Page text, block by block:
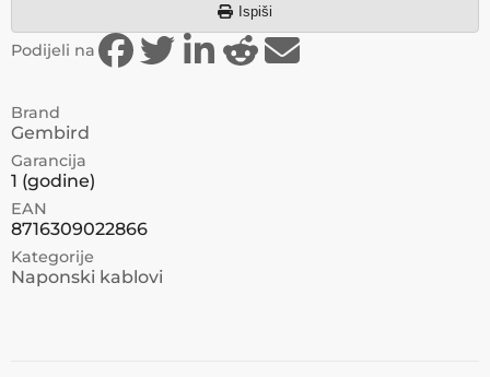
Ispiši
Podijeli na
Brand
Gembird
Garancija
1 (godine)
EAN
8716309022866
Kategorije
Naponski kablovi